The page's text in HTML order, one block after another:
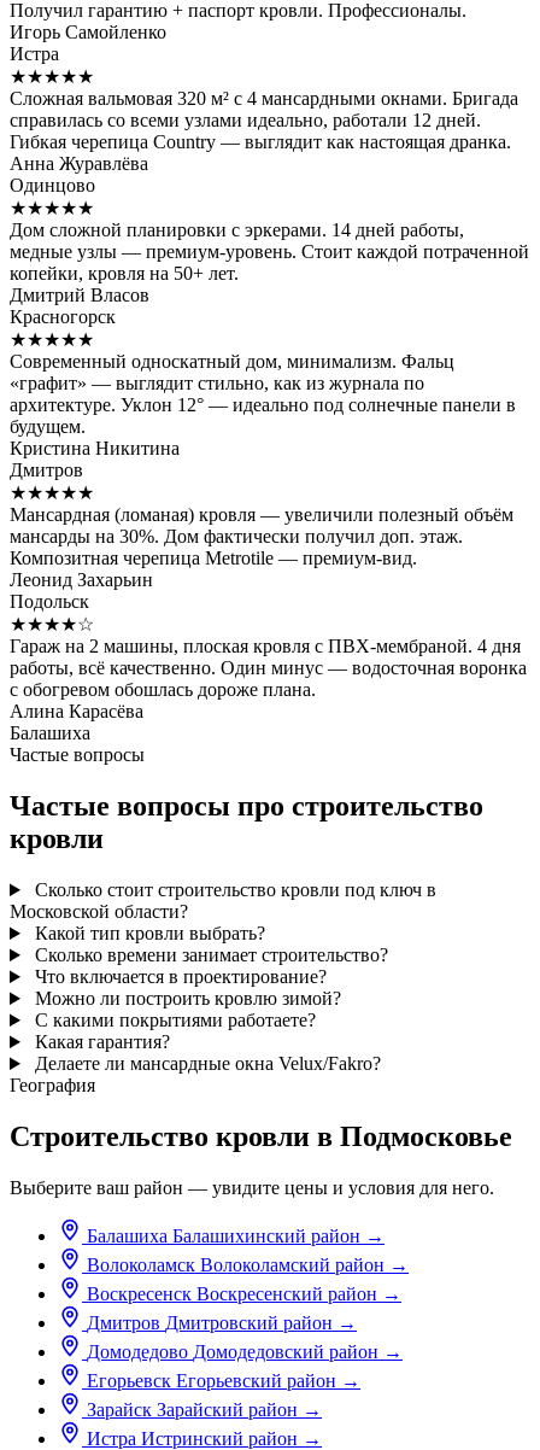
Получил гарантию + паспорт кровли. Профессионалы.
Игорь Самойленко
Истра
★★★★★
Сложная вальмовая 320 м² с 4 мансардными окнами. Бригада
справилась со всеми узлами идеально, работали 12 дней.
Гибкая черепица Country — выглядит как настоящая дранка.
Анна Журавлёва
Одинцово
★★★★★
Дом сложной планировки с эркерами. 14 дней работы,
медные узлы — премиум-уровень. Стоит каждой потраченной
копейки, кровля на 50+ лет.
Дмитрий Власов
Красногорск
★★★★★
Современный односкатный дом, минимализм. Фальц
«графит» — выглядит стильно, как из журнала по
архитектуре. Уклон 12° — идеально под солнечные панели в
будущем.
Кристина Никитина
Дмитров
★★★★★
Мансардная (ломаная) кровля — увеличили полезный объём
мансарды на 30%. Дом фактически получил доп. этаж.
Композитная черепица Metrotile — премиум-вид.
Леонид Захарьин
Подольск
★★★★☆
Гараж на 2 машины, плоская кровля с ПВХ-мембраной. 4 дня
работы, всё качественно. Один минус — водосточная воронка
с обогревом обошлась дороже плана.
Алина Карасёва
Балашиха
Частые вопросы
Частые вопросы про строительство
кровли
Сколько стоит строительство кровли под ключ в
Московской области?
Какой тип кровли выбрать?
Сколько времени занимает строительство?
Что включается в проектирование?
Можно ли построить кровлю зимой?
С какими покрытиями работаете?
Какая гарантия?
Делаете ли мансардные окна Velux/Fakro?
География
Строительство кровли в Подмосковье
Выберите ваш район — увидите цены и условия для него.
Балашиха Балашихинский район →
Волоколамск Волоколамский район →
Воскресенск Воскресенский район →
Дмитров Дмитровский район →
Домодедово Домодедовский район →
Егорьевск Егорьевский район →
Зарайск Зарайский район →
Истра Истринский район →